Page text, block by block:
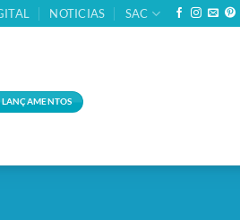
NOTICIAS SAC
LANÇAMENTOS